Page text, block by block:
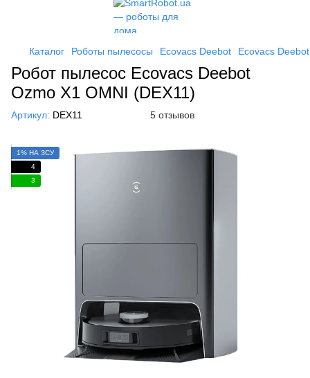
Каталог Роботы пылесосы Ecovacs Deebot Ecovacs
Робот пылесос Ecovacs Deebot
Ozmo X1 OMNI (DEX11)
Артикул: DEX11 5 отзывов
1% НА ЗСУ
4
3